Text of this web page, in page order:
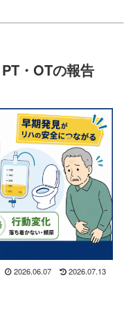
・OTの報告
2026.06.07 2026.07.13